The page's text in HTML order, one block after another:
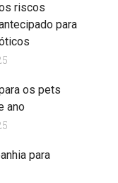
riscos
para
os pets
ano
para